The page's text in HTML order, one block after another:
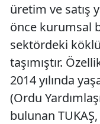
üretim ve satış
önce kurumsal
sektördeki
taşımıştır.
2014 yılında
(Ordu
bulunan